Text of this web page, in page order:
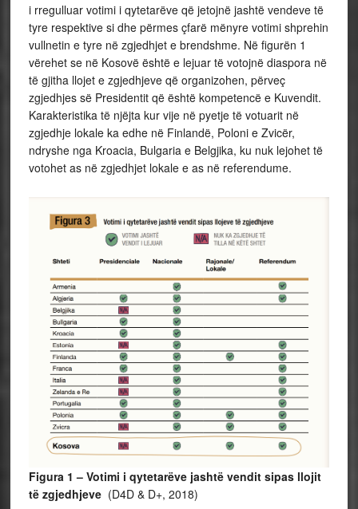
i rregulluar votimi i qytetarëve që jetojnë jashtë vendeve të
tyre respektive si dhe përmes çfarë mënyre votimi shprehin
vullnetin e tyre në zgjedhjet e brendshme. Në figurën 1
vërehet se në Kosovë është e lejuar të votojnë diaspora në
të gjitha llojet e zgjedhjeve që organizohen, përveç
zgjedhjes së Presidentit që është kompetencë e Kuvendit.
Karakteristika të njëjta kur vije në pyetje të votuarit në
zgjedhje lokale ka edhe në Finlandë, Poloni e Zvicër,
ndryshe nga Kroacia, Bulgaria e Belgjika, ku nuk lejohet të
votohet as në zgjedhjet lokale e as në referendume.
Figura 1 – Votimi i qytetarëve jashtë vendit sipas llojit
të zgjedhjeve(D4D & D+, 2018)